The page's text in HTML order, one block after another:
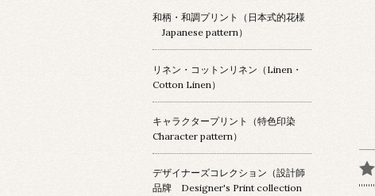
和柄・和調プリント（日本式的花様
Japanese pattern）
リネン・コットンリネン（Linen・
Cotton Linen）
キャラクタープリント（特色印染
Character pattern）
デザイナーズコレクション（設計師
品牌 Designer's Print collection